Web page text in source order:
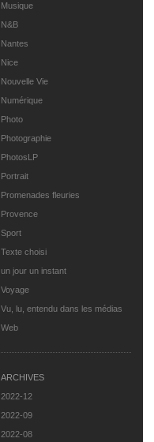
Musique
N&B
Nantes
Nice
Nouvelle Vie
Numérique
Photo
Photographie
PhotosLP
Portrait
Promenades fleuries
Provence
Sport
Texte choisi
un jour un instant
Voyage
Vu, lu, entendu dans les médias
Web
ARCHIVES
2022-12
2022-09
2022-08